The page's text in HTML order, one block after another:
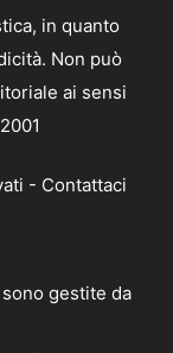
in quanto
Non può
ai sensi
- Contattaci
gestite da